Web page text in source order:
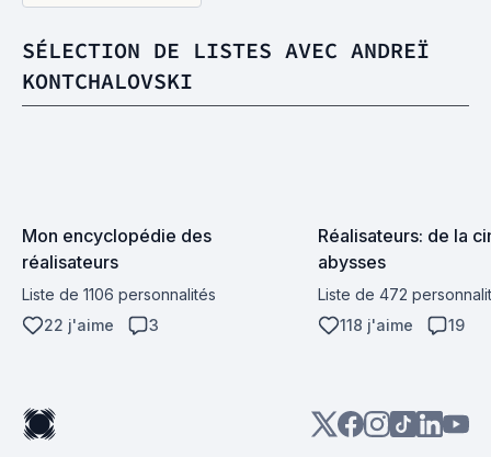
SÉLECTION DE LISTES AVEC ANDREÏ
KONTCHALOVSKI
Mon encyclopédie des
réalisateurs
Liste de 1106 personnalités
22 j'aime
3
Réalisateurs: de la
abysses
Liste de 472
118 j'aime
19